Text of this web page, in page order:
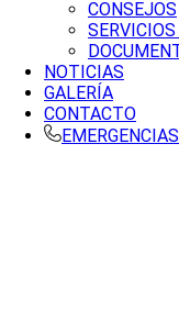
CONSEJOS
NOTICIAS
GALERÍA
CONTACTO